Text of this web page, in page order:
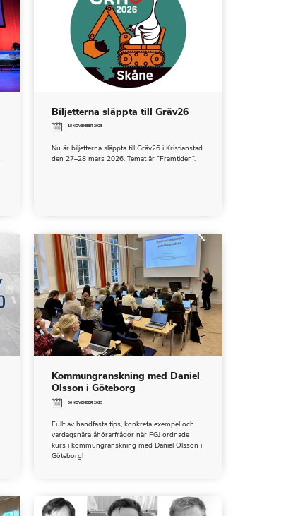
Biljetterna släppta till Gräv26
18 NOVEMBER 2025
Nu är biljetterna släppta till Gräv26 i Kristianstad
den 27–28 mars 2026. Temat är ”Framtiden”.
Kommungranskning med Daniel
Olsson i Göteborg
06 NOVEMBER 2025
Fullt av handfasta tips, konkreta exempel och
vardagsnära åhörarfrågor när FGJ ordnade
kurs i kommungranskning med Daniel Olsson i
Göteborg!